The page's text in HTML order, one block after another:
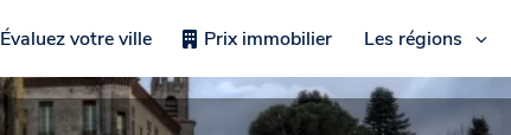
Évaluez votre ville Prix immobilier Les régions